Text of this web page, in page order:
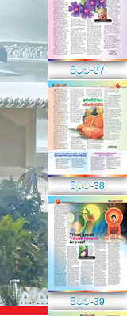
පිටුව-37
පිටුව-38
පිටුව-39